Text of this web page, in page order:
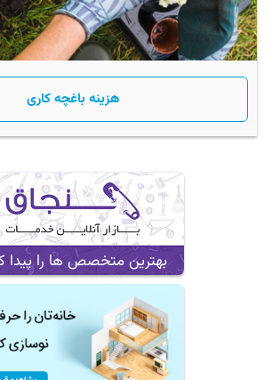
هزینه باغچه کاری
بهترین متخصص ها را پیدا